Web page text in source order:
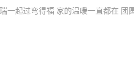
温暖旅程，归途有爱，奇瑞风云T8助